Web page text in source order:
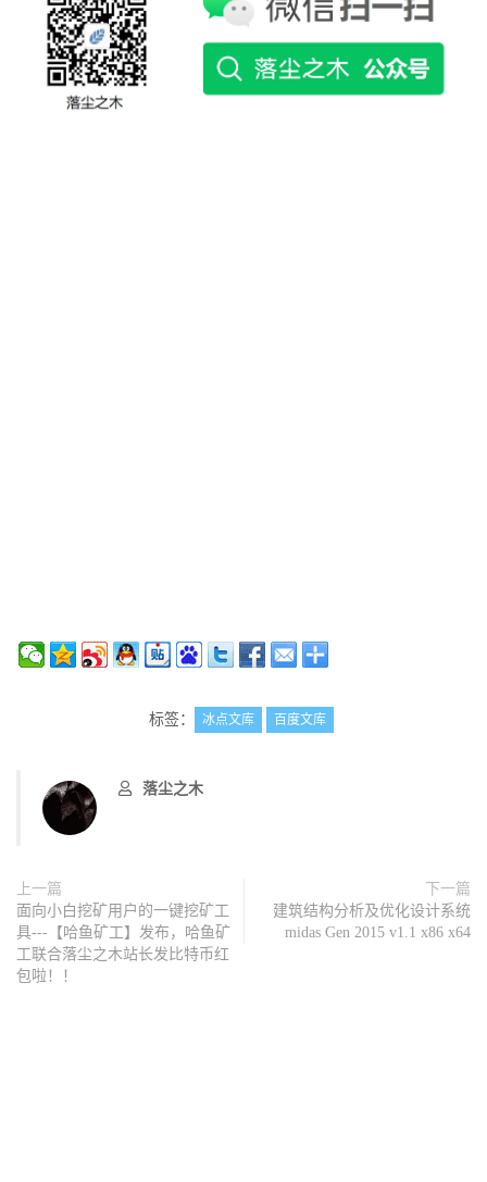
标签： 冰点文库 百度文库
落尘之木
上一篇
面向小白挖矿用户的一键挖矿工
具---【哈鱼矿工】发布，哈鱼矿
工联合落尘之木站长发比特币红
包啦！！
下一篇
建筑结构分析及优化设计系统
midas Gen 2015 v1.1 x86 x64